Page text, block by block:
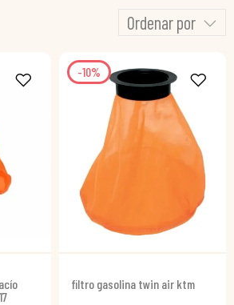
Ordenar por
-10%
filtro gasolina twin air ktm